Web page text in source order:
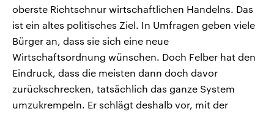
oberste Richtschnur wirtschaftlichen Handelns. Das
ist ein altes politisches Ziel. In Umfragen geben viele
Bürger an, dass sie sich eine neue
Wirtschaftsordnung wünschen. Doch Felber hat den
Eindruck, dass die meisten dann doch davor
zurückschrecken, tatsächlich das ganze System
umzukrempeln. Er schlägt deshalb vor, mit der